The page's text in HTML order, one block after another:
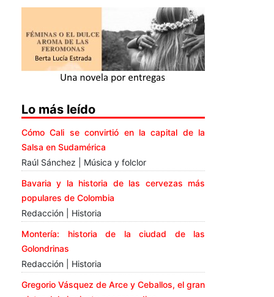
Lo más leído
Cómo Cali se convirtió en la capital de la
Salsa en Sudamérica
Raúl Sánchez | Música y folclor
Bavaria y la historia de las cervezas más
populares de Colombia
Redacción | Historia
Montería: historia de la ciudad de las
Golondrinas
Redacción | Historia
Gregorio Vásquez de Arce y Ceballos, el gran